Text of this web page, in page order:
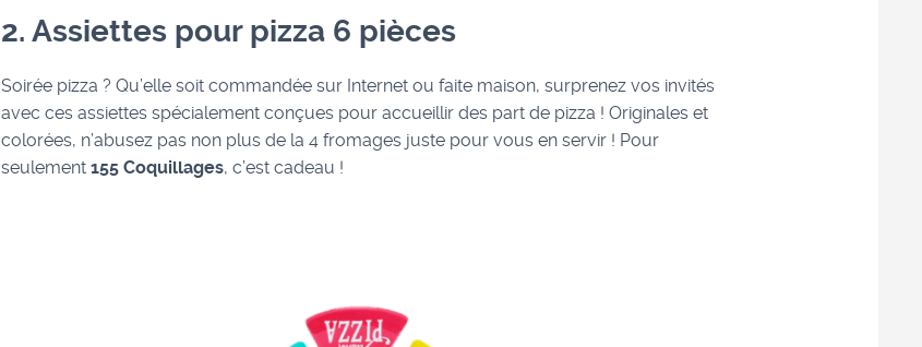
2. Assiettes pour pizza 6 pièces
Soirée pizza ? Qu’elle soit commandée sur Internet ou faite maison, surprenez vos invités
avec ces assiettes spécialement conçues pour accueillir des part de pizza ! Originales et
colorées, n’abusez pas non plus de la 4 fromages juste pour vous en servir ! Pour
seulement 155 Coquillages, c’est cadeau !